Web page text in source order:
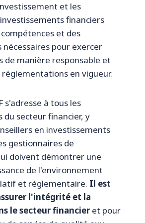
et les
financiers
et des
nécessaires pour exercer
de manière responsable et
en vigueur.
s'adresse à tous les
du secteur financier, y
en investissements
gestionnaires de
doivent démontrer une
de l'environnement
et réglementaire. Il est
l'intégrité et la
le secteur financieret pour